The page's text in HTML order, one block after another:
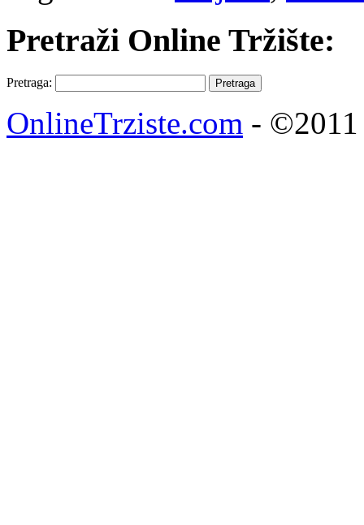
Pretraži Online Tržište:
Pretraga:
OnlineTrziste.com - ©2011